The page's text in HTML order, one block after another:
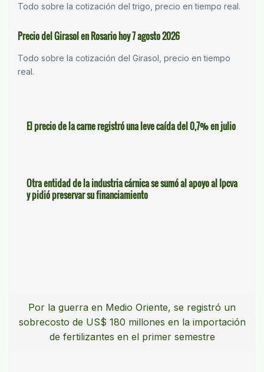
Todo sobre la cotización del trigo, precio en tiempo real.
Precio del Girasol en Rosario hoy 7 agosto 2026
Todo sobre la cotización del Girasol, precio en tiempo
real.
El precio de la carne registró una leve caída del 0,7% en julio
Otra entidad de la industria cárnica se sumó al apoyo al Ipcva
y pidió preservar su financiamiento
Por la guerra en Medio Oriente, se registró un
sobrecosto de US$ 180 millones en la importación
de fertilizantes en el primer semestre